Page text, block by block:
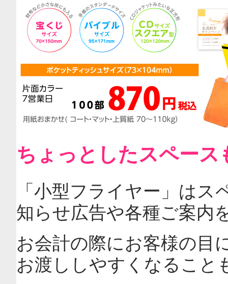
ちょっとしたスペース
「小型フライヤー」は
知らせ広告や各種ご案内
お会計の際にお客様の目
お渡ししやすくなること